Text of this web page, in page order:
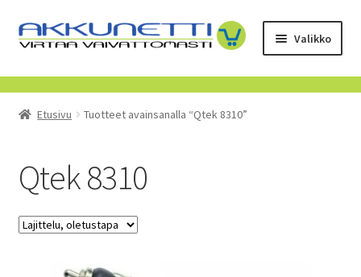
Siirry
navigointiin
Siirry
sisältöön
Valikko
Kauppa
Tietoa meistä
Yrityksille
Etusivu Tuotteet avainsanalla “Qtek 8310”
Qtek 8310